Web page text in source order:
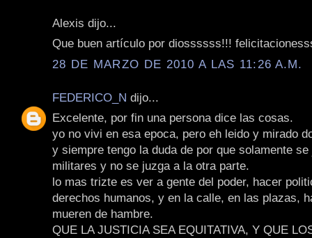
Alexis dijo...
Que buen artículo por diossssss!!!
28 DE MARZO DE 2010 A LAS 11:26 A.M.
FEDERICO_N dijo...
Excelente, por fin una persona dice las cosas.
yo no vivi en esa epoca, pero eh leido y mirado
y siempre tengo la duda de por que solamente
militares y no se juzga a la otra parte.
lo mas trizte es ver a gente del poder, hacer
derechos humanos, y en la calle, en las plazas,
mueren de hambre.
QUE LA JUSTICIA SEA EQUITATIVA, Y QUE